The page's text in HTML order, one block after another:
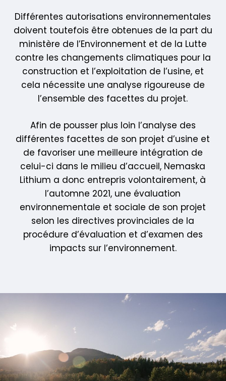
Différentes autorisations environnementales
doivent toutefois être obtenues de la part du
ministère de l’Environnement et de la Lutte
contre les changements climatiques pour la
construction et l’exploitation de l’usine, et
cela nécessite une analyse rigoureuse de
l’ensemble des facettes du projet.
Afin de pousser plus loin l’analyse des
différentes facettes de son projet d’usine et
de favoriser une meilleure intégration de
celui-ci dans le milieu d’accueil, Nemaska
Lithium a donc entrepris volontairement, à
l’automne 2021, une évaluation
environnementale et sociale de son projet
selon les directives provinciales de la
procédure d’évaluation et d’examen des
impacts sur l’environnement.